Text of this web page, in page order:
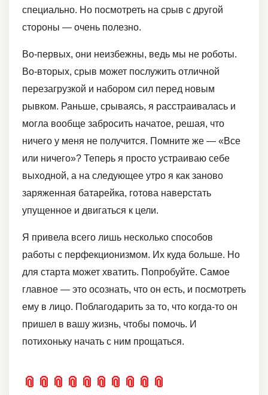
специально. Но посмотреть на срыв с другой
стороны — очень полезно.
Во-первых, они неизбежны, ведь мы не роботы.
Во-вторых, срыв может послужить отличной
перезагрузкой и набором сил перед новым
рывком. Раньше, срываясь, я расстраивалась и
могла вообще забросить начатое, решая, что
ничего у меня не получится. Помните же — «Все
или ничего»? Теперь я просто устраиваю себе
выходной, а на следующее утро я как заново
заряженная батарейка, готова наверстать
упущенное и двигаться к цели.
Я привела всего лишь несколько способов
работы с перфекционизмом. Их куда больше. Но
для старта может хватить. Попробуйте. Самое
главное — это осознать, что он есть, и посмотреть
ему в лицо. Поблагодарить за то, что когда-то он
пришел в вашу жизнь, чтобы помочь. И
потихоньку начать с ним прощаться.
📎 📎 📎 📎 📎 📎 📎 📎 📎 📎